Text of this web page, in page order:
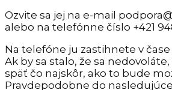
Ozvite sa jej na e-mail
alebo na telefónne číslo +421
Na telefóne ju zastihnete v čase
Ak by sa stalo, že sa
späť čo najskôr, ako to bude
Pravdepodobne do